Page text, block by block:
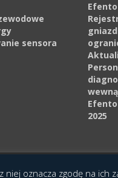
sensora
2025
(e-poka.com).
oznacza zgodę na ich